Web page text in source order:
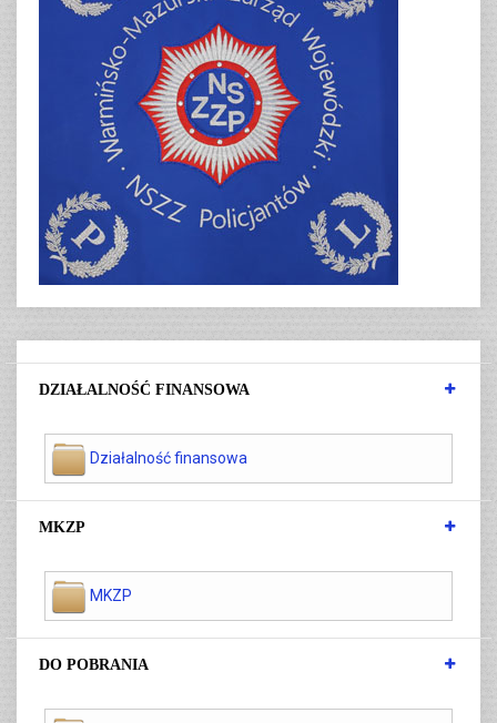
DZIAŁALNOŚĆ FINANSOWA
Działalność finansowa
MKZP
MKZP
DO POBRANIA